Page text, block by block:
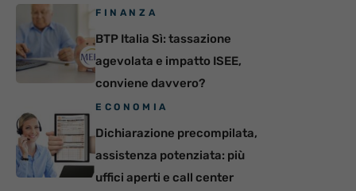
FINANZA
BTP Italia Sì: tassazione
agevolata e impatto ISEE,
conviene davvero?
ECONOMIA
Dichiarazione precompilata,
assistenza potenziata: più
uffici aperti e call center